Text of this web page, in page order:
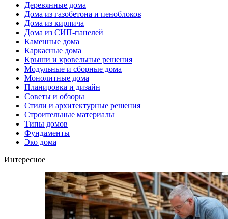
Деревянные дома
Дома из газобетона и пеноблоков
Дома из кирпича
Дома из СИП-панелей
Каменные дома
Каркасные дома
Крыши и кровельные решения
Модульные и сборные дома
Монолитные дома
Планировка и дизайн
Советы и обзоры
Стили и архитектурные решения
Строительные материалы
Типы домов
Фундаменты
Эко дома
Интересное